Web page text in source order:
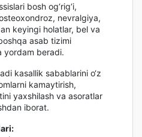
bosh og‘rig‘i,
nevralgiya,
keyingi holatlar, bel va
asab tizimi
yordam beradi.
kasallik sabablarini o‘z
kamaytirish,
yaxshilash va asoratlar
iborat.